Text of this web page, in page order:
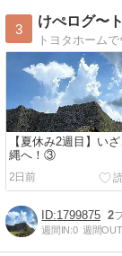
3
けぺログ〜
【夏休み2週目】い
縄へ！③
2日前
1799875 2
週間IN:0 週間OUT: